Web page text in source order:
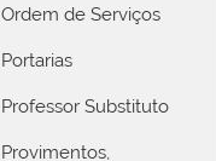
Ordem de Serviços
Portarias
Professor Substituto
Provimentos,